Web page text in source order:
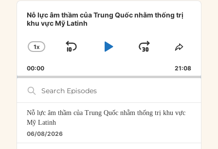
Audio
Player
Nỗ lực âm thầm của Trung Quốc nhằm thống trị
khu vực Mỹ Latinh
CHANGE
RATE
1X
SKIP
PLAYJUMP
FORWARD
SHARE
00:00 21:08
Search
Episodes
Nỗ lực âm thầm của Trung Quốc nhằm thống trị khu vực
Mỹ Latinh
06/08/2026